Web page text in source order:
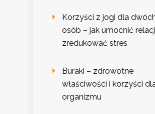
Korzyści z jogi dla
osób – jak umocnić
zredukować stres
Buraki – zdrowotne
właściwości i korzyści
organizmu